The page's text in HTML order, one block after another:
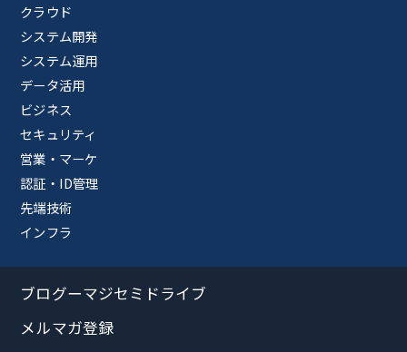
クラウド
システム開発
システム運用
データ活用
ビジネス
セキュリティ
営業・マーケ
認証・ID管理
先端技術
インフラ
ブログーマジセミドライブ
メルマガ登録